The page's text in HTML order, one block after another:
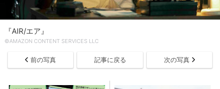
『AIR/エア』
©AMAZON CONTENT SERVICES LLC
前の写真 記事に戻る 次の写真